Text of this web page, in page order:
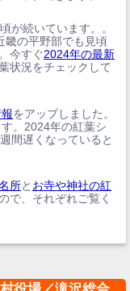
が続いています。。
畿の平野部でも見頃
今すぐ2024年の最新
状況をチェックして
をアップしました。
。2024年の紅葉シ
間遅くなっていると
所と お寺や神社の紅
で、それぞれご覧く